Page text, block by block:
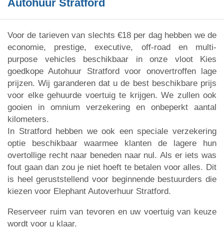
Autohuur Stratford
Voor de tarieven van slechts €18 per dag hebben we de
economie, prestige, executive, off-road en multi-
purpose vehicles beschikbaar in onze vloot Kies
goedkope Autohuur Stratford voor onovertroffen lage
prijzen. Wij garanderen dat u de best beschikbare prijs
voor elke gehuurde voertuig te krijgen. We zullen ook
gooien in omnium verzekering en onbeperkt aantal
kilometers.
In Stratford hebben we ook een speciale verzekering
optie beschikbaar waarmee klanten de lagere hun
overtollige recht naar beneden naar nul. Als er iets was
fout gaan dan zou je niet hoeft te betalen voor alles. Dit
is heel geruststellend voor beginnende bestuurders die
kiezen voor Elephant Autoverhuur Stratford.
Reserveer ruim van tevoren en uw voertuig van keuze
wordt voor u klaar.